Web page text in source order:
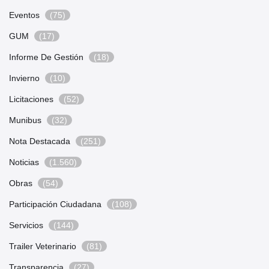
Eventos (75)
GUM (17)
Informe De Gestión (18)
Invierno (10)
Licitaciones (52)
Munibus (32)
Nota Destacada (251)
Noticias (1.560)
Obras (54)
Participación Ciudadana (108)
Servicios (144)
Trailer Veterinario (81)
Transparencia (27)